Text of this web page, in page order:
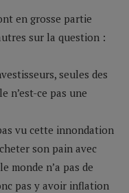
en grosse partie
sur la question :
seules des
n’est-ce pas une
vu cette innondation
son pain avec
monde n’a pas de
pas y avoir inflation